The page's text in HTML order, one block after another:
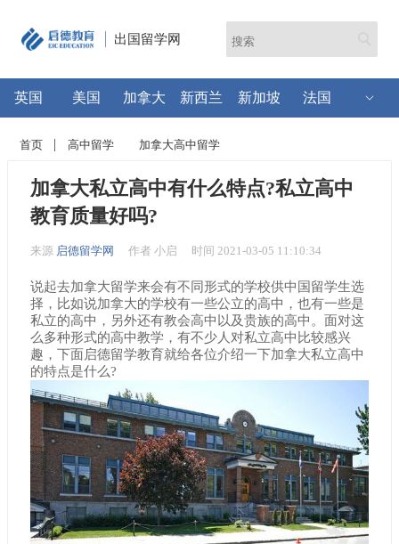
出国留学网
英国 美国 加拿大 新西兰 新加坡 法国
首页 高中留学 加拿大高中留学
加拿大私立高中有什么特点?私立高中
教育质量好吗?
来源 启德留学网 作者 小启 时间 2021-03-05 11:10:34
说起去加拿大留学来会有不同形式的学校供中国留学生选
择，比如说加拿大的学校有一些公立的高中，也有一些是
私立的高中，另外还有教会高中以及贵族的高中。面对这
么多种形式的高中教学，有不少人对私立高中比较感兴
趣，下面启德留学教育就给各位介绍一下加拿大私立高中
的特点是什么?